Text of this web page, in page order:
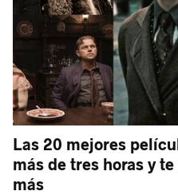
Las 20 mejores
más de tres horas y
más